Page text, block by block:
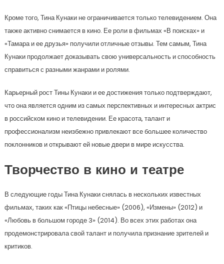
Кроме того, Тина Кунаки не ограничивается только телевидением. Она
также активно снимается в кино. Ее роли в фильмах «В поисках» и
«Тамара и ее друзья» получили отличные отзывы. Тем самым, Тина
Кунаки продолжает доказывать свою универсальность и способность
справиться с разными жанрами и ролями.
Карьерный рост Тины Кунаки и ее достижения только подтверждают,
что она является одним из самых перспективных и интересных актрис
в российском кино и телевидении. Ее красота, талант и
профессионализм неизбежно привлекают все большее количество
поклонников и открывают ей новые двери в мире искусства.
Творчество в кино и театре
В следующие годы Тина Кунаки снялась в нескольких известных
фильмах, таких как «Птицы небесные» (2006), «Измены» (2012) и
«Любовь в большом городе 3» (2014). Во всех этих работах она
продемонстрировала свой талант и получила признание зрителей и
критиков.